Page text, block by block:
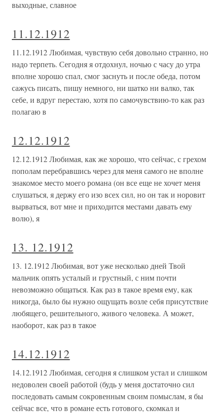
выходные, славное
11.12.1912
11.12.1912 Любимая, чувствую себя довольно странно, но
надо терпеть. Сегодня я отдохнул, ночью с часу до утра
вполне хорошо спал, смог заснуть и после обеда, потом
сажусь писать, пишу немного, ни шатко ни валко, так
себе, и вдруг перестаю, хотя по самочувствию-то как раз
полагаю в
12.12.1912
12.12.1912 Любимая, как же хорошо, что сейчас, с грехом
пополам перебравшись через для меня самого не вполне
знакомое место моего романа (он все еще не хочет меня
слушаться, я держу его изо всех сил, но он так и норовит
вырваться, вот мне и приходится местами давать ему
волю), я
13. 12.1912
13. 12.1912 Любимая, вот уже несколько дней Твой
мальчик опять усталый и грустный, с ним почти
невозможно общаться. Как раз в такое время ему, как
никогда, было бы нужно ощущать возле себя присутствие
любящего, решительного, живого человека. А может,
наоборот, как раз в такое
14.12.1912
14.12.1912 Любимая, сегодня я слишком устал и слишком
недоволен своей работой (будь у меня достаточно сил
последовать самым сокровенным своим помыслам, я бы
сейчас все, что в романе есть готового, скомкал и